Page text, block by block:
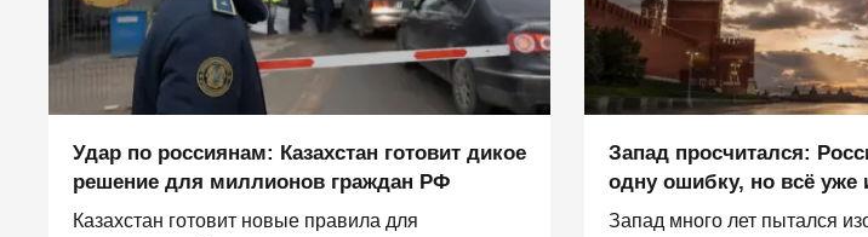
Удар по россиянам: Казахстан готовит дикое
решение для миллионов граждан РФ
Казахстан готовит новые правила для
Запад просчитался:
одну ошибку, но всё уже
Запад много лет пытался